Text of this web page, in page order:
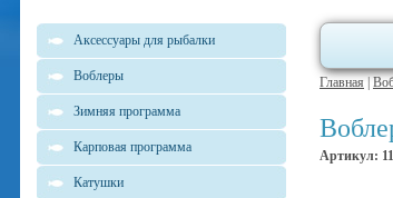
Аксессуары для рыбалки
Воблеры
Зимняя программа
Карповая программа
Катушки
Главная
Артикул: